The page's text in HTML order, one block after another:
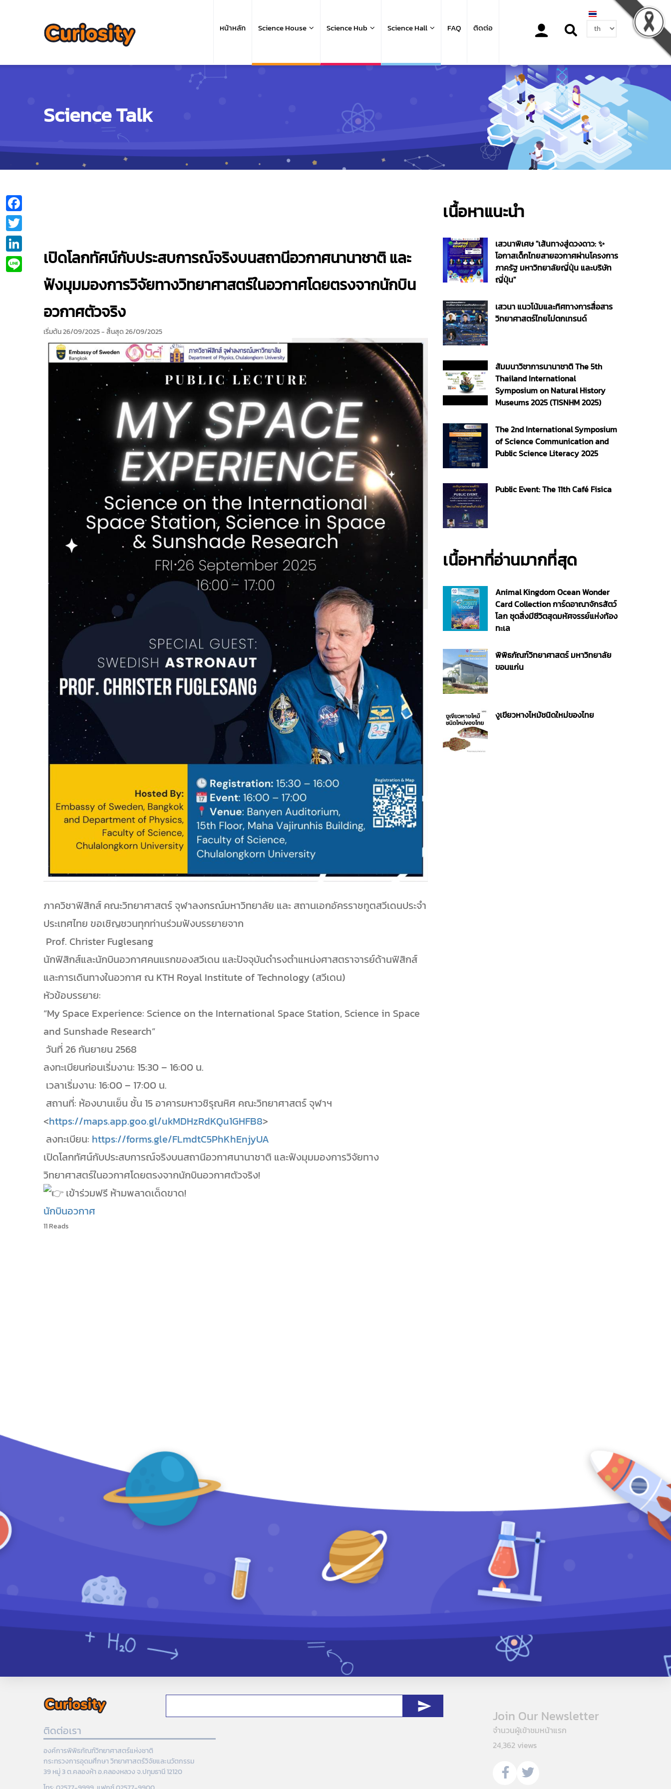
navigation
หน้าหลัก Science House Science Hub Science Hall FAQ ติดต่อ
Select
your
Science Talk
เปิดโลกทัศน์กับประสบการณ์จริงบนสถานีอวกาศนานาชาติ และ
ฟังมุมมองการวิจัยทางวิทยาศาสตร์ในอวกาศโดยตรงจากนักบิน
อวกาศตัวจริง
เริ่มต้น 26/09/2025- สิ้นสุด 26/09/2025
ภาควิชาฟิสิกส์ คณะวิทยาศาสตร์ จุฬาลงกรณ์มหาวิทยาลัย และ สถานเอกอัครราชทูตสวีเดนประจำ
ประเทศไทย ขอเชิญชวนทุกท่านร่วมฟังบรรยายจาก
Prof. Christer Fuglesang
นักฟิสิกส์และนักบินอวกาศคนแรกของสวีเดน และปัจจุบันดำรงตำแหน่งศาสตราจารย์ด้านฟิสิกส์
และการเดินทางในอวกาศ ณ KTH Royal Institute of Technology (สวีเดน)
หัวข้อบรรยาย:
“My Space Experience: Science on the International Space Station, Science in Space
and Sunshade Research”
วันที่ 26 กันยายน 2568
ลงทะเบียนก่อนเริ่มงาน: 15:30 – 16:00 น.
เวลาเริ่มงาน: 16:00 – 17:00 น.
สถานที่: ห้องบานเย็น ชั้น 15 อาคารมหาวชิรุณหิศ คณะวิทยาศาสตร์ จุฬาฯ
<https://maps.app.goo.gl/ukMDHzRdKQu1GHFB8>
ลงทะเบียน: https://forms.gle/FLmdtC5PhKhEnjyUA
เปิดโลกทัศน์กับประสบการณ์จริงบนสถานีอวกาศนานาชาติ และฟังมุมมองการวิจัยทาง
วิทยาศาสตร์ในอวกาศโดยตรงจากนักบินอวกาศตัวจริง!
เข้าร่วมฟรี ห้ามพลาดเด็ดขาด!
นักบินอวกาศ
11 Reads
เนื้อหาแนะนำ
เสวนาพิเศษ "เส้นทางสู่ดวงดาว: ✨
โอกาสเด็กไทยสายอวกาศผ่านโครงการ
ภาครัฐ มหาวิทยาลัยญี่ปุ่น และบริษัท
ญี่ปุ่น"
เสวนา แนวโน้มและทิศทางการสื่อสาร
วิทยาศาสตร์ไทยไม่ตกเทรนด์
สัมมนาวิชาการนานาชาติ The 5th
Thailand International
Symposium on Natural History
Museums 2025 (TISNHM 2025)
The 2nd International Symposium
of Science Communication and
Public Science Literacy 2025
Public Event: The 11th Café Fisica
เนื้อหาที่อ่านมากที่สุด
Animal Kingdom Ocean Wonder
Card Collection การ์ดอาณาจักรสัตว์
โลก ชุดสิ่งมีชีวิตสุดมหัศจรรย์แห่งท้อง
ทะเล
พิพิธภัณฑ์วิทยาศาสตร์ มหาวิทยาลัย
ขอนแก่น
งูเขียวหางไหม้ชนิดใหม่ของไทย
Join Our Newsletter
ติดต่อเรา
องค์การพิพิธภัณฑ์วิทยาศาสตร์แห่งชาติ
กระทรวงการอุดมศึกษา วิทยาศาสตร์วิจัยและนวัตกรรม
39 หมู่ 3 ต.คลองห้า อ.คลองหลวง จ.ปทุมธานี 12120
จำนวนผู้เข้าชมหน้าแรก
24,362 views